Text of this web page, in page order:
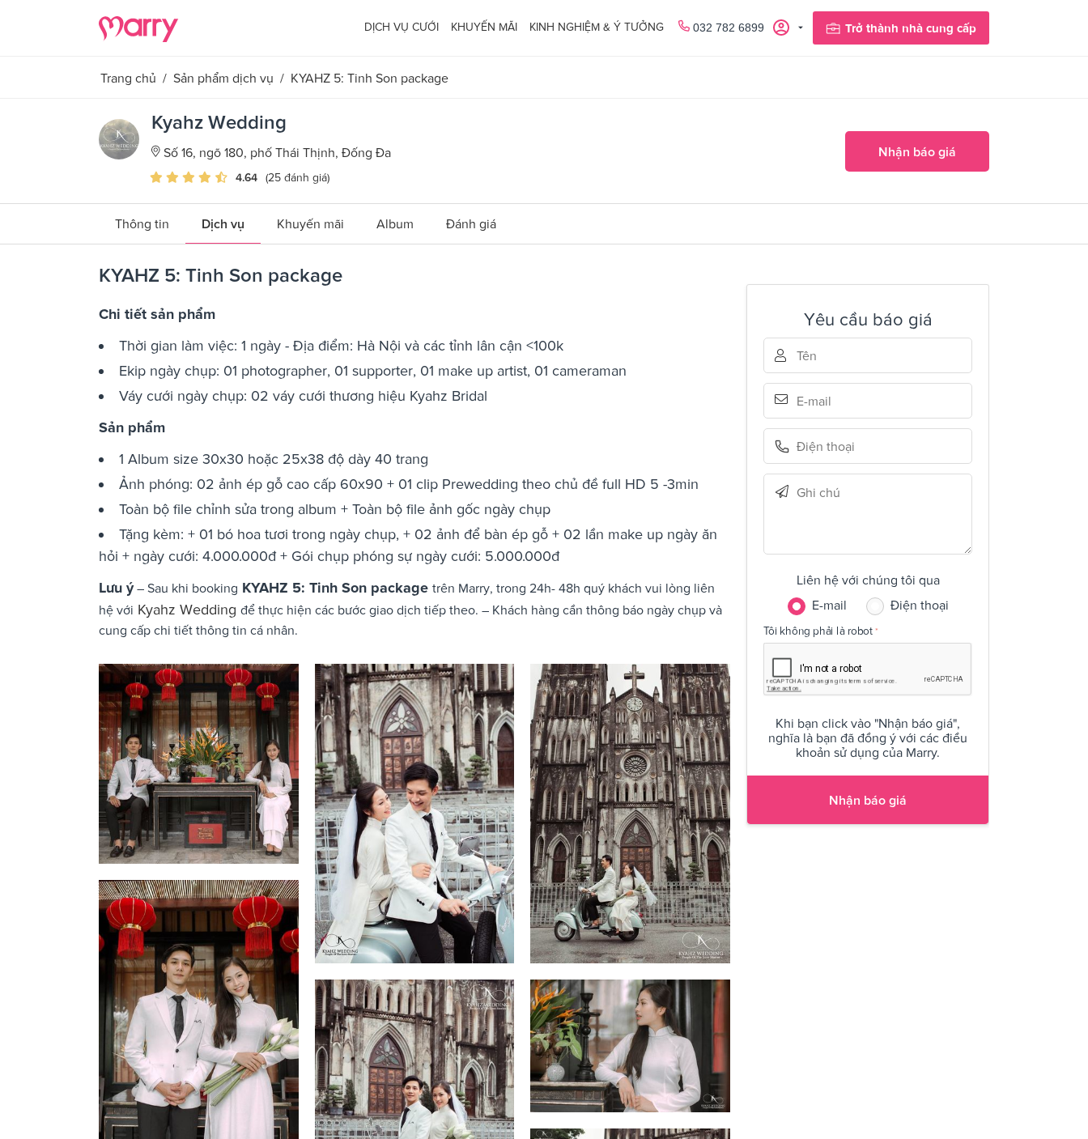
Trở thành nhà cung cấp
032 782 6899
DỊCH VỤ CƯỚI KHUYẾN MÃI KINH NGHIỆM & Ý TƯỞNG
Trang chủ / Sản phẩm dịch vụ / KYAHZ 5: Tinh Son package
Kyahz Wedding
Số 16, ngõ 180, phố Thái Thịnh, Đống Đa
4.64 (25 đánh giá)
Nhận báo giá
Thông tin Dịch vụ Khuyến mãi Album Đánh giá
KYAHZ 5: Tinh Son package
Chi tiết sản phẩm
Thời gian làm việc: 1 ngày - Địa điểm: Hà Nội và các tỉnh lân cận <100k
Ekip ngày chụp: 01 photographer, 01 supporter, 01 make up artist, 01 cameraman
Váy cưới ngày chụp: 02 váy cưới thương hiệu Kyahz Bridal
Sản phẩm
1 Album size 30x30 hoặc 25x38 độ dày 40 trang
Ảnh phóng: 02 ảnh ép gỗ cao cấp 60x90 + 01 clip Prewedding theo chủ đề full HD 5 -3min
Toàn bộ file chỉnh sửa trong album + Toàn bộ file ảnh gốc ngày chụp
Tặng kèm: + 01 bó hoa tươi trong ngày chụp, + 02 ảnh để bàn ép gỗ + 02 lần make up ngày ăn
hỏi + ngày cưới: 4.000.000đ + Gói chụp phóng sự ngày cưới: 5.000.000đ
Lưu ý– Sau khi booking KYAHZ 5: Tinh Son package trên Marry, trong 24h- 48h quý khách vui lòng liên
hệ với Kyahz Wedding để thực hiện các bước giao dịch tiếp theo. – Khách hàng cần thông báo ngày chụp và
cung cấp chi tiết thông tin cá nhân.
Yêu cầu báo giá
Liên hệ với chúng tôi qua
E-mail
Điện thoại
Tôi không phải là robot
Khi bạn click vào "Nhận báo giá",
nghĩa là bạn đã đồng ý với các điều
khoản sử dụng của Marry.
Nhận báo giá